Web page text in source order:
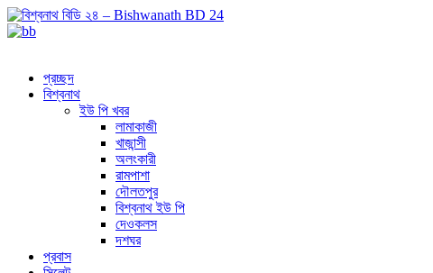
প্রচ্ছদ
বিশ্বনাথ
ইউ পি খবর
লামাকাজী
খাজান্সী
অলংকারী
রামপাশা
দৌলতপুর
বিশ্বনাথ ইউ পি
দেওকলস
দশঘর
প্রবাস